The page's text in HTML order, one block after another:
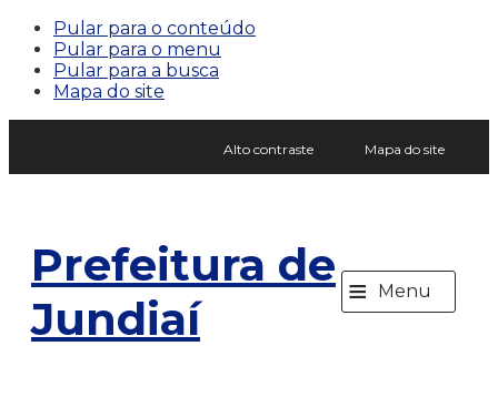
Pular para o conteúdo
Pular para o menu
Pular para a busca
Mapa do site
Alto contraste Mapa do site
Prefeitura de
Jundiaí
≡ Menu